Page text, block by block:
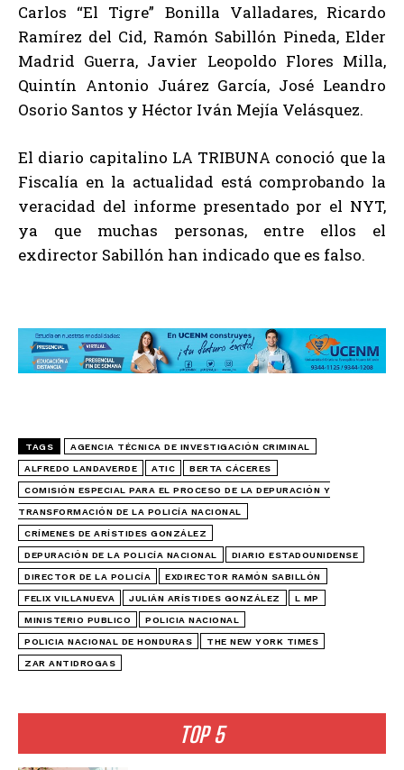
TOP 5
Carlos “El Tigre” Bonilla Valladares, Ricardo
Ramírez del Cid, Ramón Sabillón Pineda, Elder
Madrid Guerra, Javier Leopoldo Flores Milla,
Quintín Antonio Juárez García, José Leandro
Osorio Santos y Héctor Iván Mejía Velásquez.
El diario capitalino LA TRIBUNA conoció que la
Fiscalía en la actualidad está comprobando la
veracidad del informe presentado por el NYT,
ya que muchas personas, entre ellos el
exdirector Sabillón han indicado que es falso.
TAGS AGENCIA TÉCNICA DE INVESTIGACIÓN CRIMINAL
ALFREDO LANDAVERDE ATIC BERTA CÁCERES
COMISIÓN ESPECIAL PARA EL PROCESO DE LA DEPURACIÓN Y
TRANSFORMACIÓN DE LA POLICÍA NACIONAL
CRÍMENES DE ARÍSTIDES GONZÁLEZ
DEPURACIÓN DE LA POLICÍA NACIONAL DIARIO ESTADOUNIDENSE
DIRECTOR DE LA POLICÍA EXDIRECTOR RAMÓN SABILLÓN
FELIX VILLANUEVA JULIÁN ARÍSTIDES GONZÁLEZ L MP
MINISTERIO PUBLICO POLICIA NACIONAL
POLICIA NACIONAL DE HONDURAS THE NEW YORK TIMES
ZAR ANTIDROGAS